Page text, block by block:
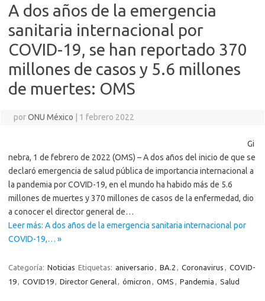
A dos años de la emergencia
sanitaria internacional por
COVID-19, se han reportado 370
millones de casos y 5.6 millones
de muertes: OMS
porONU México 1 febrero 2022
Gi
nebra, 1 de febrero de 2022 (OMS) – A dos años del inicio de que se
declaró emergencia de salud pública de importancia internacional a
la pandemia por COVID-19, en el mundo ha habido más de 5.6
millones de muertes y 370 millones de casos de la enfermedad, dio
a conocer el director general de…
Leer más: A dos años de la emergencia sanitaria internacional por
COVID-19,… »
Categoría: Noticias Etiquetas: aniversario , BA.2 , Coronavirus , COVID-
19, COVID19, Director General, ómicron , OMS , Pandemia , Salud